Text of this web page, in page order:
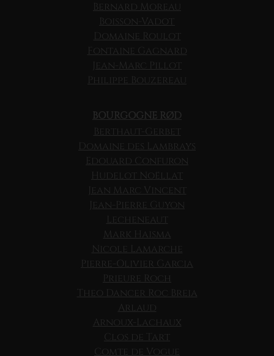
Bernard Moreau
Boisson-Vadot
Domaine Roulot
Fontaine Gagnard
Jean-Marc Pillot
Philippe Bouzereau
BOURGOGNE RØD
Berthaut-Gerbet
Domaine des Lambrays
Edouard Confuron
Hudelot Noëllat
Jean Marc Vincent
Jean-Pierre Guyon
Lecheneaut
Mark Haisma
Nicole Lamarche
Pierre-Olivier Garcia
Prieure Roch
Theo Dancer Roc Breia
Arlaud
Arnoux-Lachaux
Clos de Tart
Comte de Vogue